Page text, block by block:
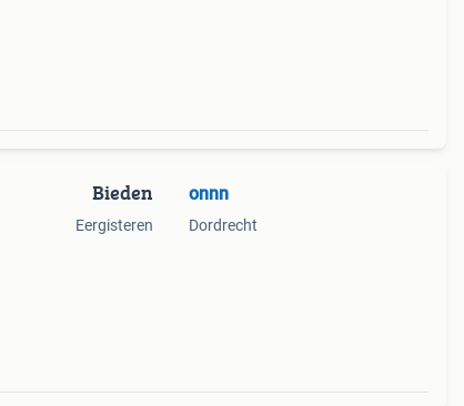
Bieden
Eergisteren
onnn
Dordrecht